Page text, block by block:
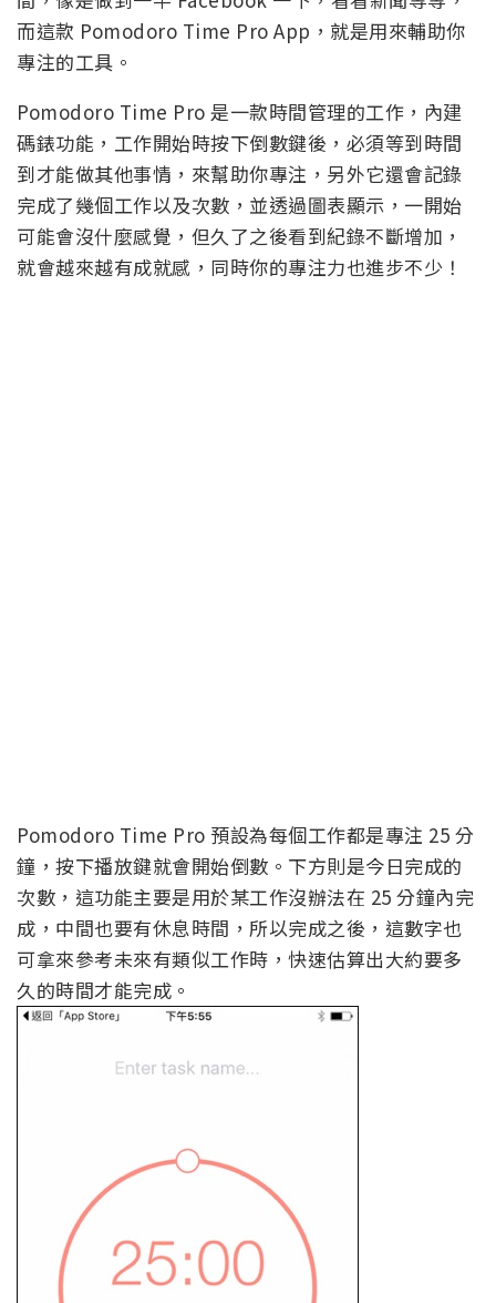
而這款 Pomodoro Time Pro App，就是用來輔助你
專注的工具。
Pomodoro Time Pro 是一款時間管理的工作，內建
碼錶功能，工作開始時按下倒數鍵後，必須等到時間
到才能做其他事情，來幫助你專注，另外它還會記錄
完成了幾個工作以及次數，並透過圖表顯示，一開始
可能會沒什麼感覺，但久了之後看到紀錄不斷增加，
就會越來越有成就感，同時你的專注力也進步不少！
Pomodoro Time Pro 預設為每個工作都是專注 25 分
鐘，按下播放鍵就會開始倒數。下方則是今日完成的
次數，這功能主要是用於某工作沒辦法在 25 分鐘內完
成，中間也要有休息時間，所以完成之後，這數字也
可拿來參考未來有類似工作時，快速估算出大約要多
久的時間才能完成。